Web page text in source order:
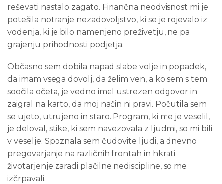
reševati nastalo zagato. Finančna neodvisnost mi je
potešila notranje nezadovoljstvo, ki se je rojevalo iz
vodenja, ki je bilo namenjeno preživetju, ne pa
grajenju prihodnosti podjetja.
Občasno sem dobila napad slabe volje in popadek,
da imam vsega dovolj, da želim ven, a ko sem s tem
soočila očeta, je vedno imel ustrezen odgovor in
zaigral na karto, da moj način ni pravi. Počutila sem
se ujeto, utrujeno in staro. Program, ki me je veselil,
je deloval, stike, ki sem navezovala z ljudmi, so mi bili
v veselje. Spoznala sem čudovite ljudi, a dnevno
pregovarjanje na različnih frontah in hkrati
životarjenje zaradi plačilne nediscipline, so me
izčrpavali.